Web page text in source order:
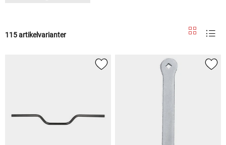
115 artikelvarianter